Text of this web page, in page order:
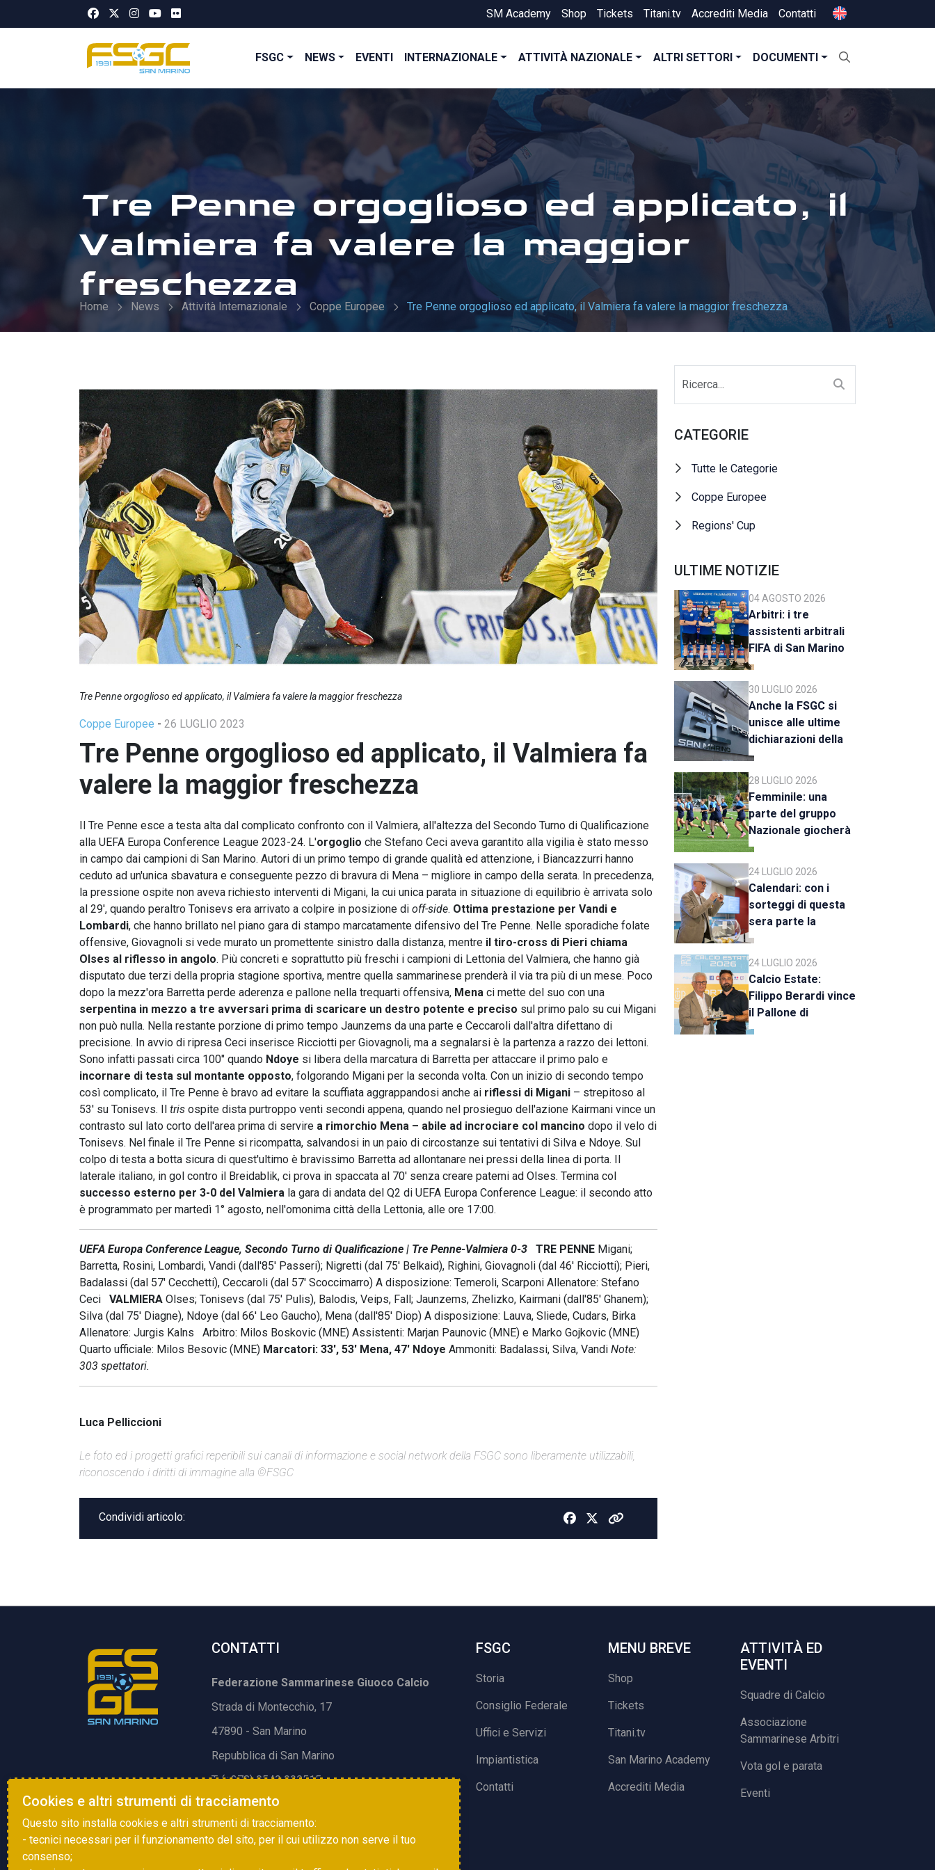
SM Academy Shop Tickets Titani.tv Accrediti Media Contatti
FSGC NEWS EVENTI INTERNAZIONALE ATTIVITÀ NAZIONALE ALTRI SETTORI DOCUMENTI
Tre Penne orgoglioso ed applicato, il
Valmiera fa valere la maggior
freschezza
Home News Attività Internazionale Coppe Europee Tre Penne orgoglioso ed applicato, il Valmiera fa valere la maggior freschezza
Tre Penne orgoglioso ed applicato, il Valmiera fa valere la maggior freschezza
Coppe Europee - 26 LUGLIO 2023
Tre Penne orgoglioso ed applicato, il Valmiera fa
valere la maggior freschezza
Il Tre Penne esce a testa alta dal complicato confronto con il Valmiera, all'altezza del Secondo Turno di Qualificazione
alla UEFA Europa Conference League 2023-24. L'orgoglio che Stefano Ceci aveva garantito alla vigilia è stato messo
in campo dai campioni di San Marino. Autori di un primo tempo di grande qualità ed attenzione, i Biancazzurri hanno
ceduto ad un'unica sbavatura e conseguente pezzo di bravura di Mena – migliore in campo della serata. In precedenza,
la pressione ospite non aveva richiesto interventi di Migani, la cui unica parata in situazione di equilibrio è arrivata solo
al 29', quando peraltro Tonisevs era arrivato a colpire in posizione di off-side. Ottima prestazione per Vandi e
Lombardi, che hanno brillato nel piano gara di stampo marcatamente difensivo del Tre Penne. Nelle sporadiche folate
offensive, Giovagnoli si vede murato un promettente sinistro dalla distanza, mentre il tiro-cross di Pieri chiama
Olses al riflesso in angolo. Più concreti e soprattutto più freschi i campioni di Lettonia del Valmiera, che hanno già
disputato due terzi della propria stagione sportiva, mentre quella sammarinese prenderà il via tra più di un mese. Poco
dopo la mezz'ora Barretta perde aderenza e pallone nella trequarti offensiva, Mena ci mette del suo con una
serpentina in mezzo a tre avversari prima di scaricare un destro potente e preciso sul primo palo su cui Migani
non può nulla. Nella restante porzione di primo tempo Jaunzems da una parte e Ceccaroli dall'altra difettano di
precisione. In avvio di ripresa Ceci inserisce Ricciotti per Giovagnoli, ma a segnalarsi è la partenza a razzo dei lettoni.
Sono infatti passati circa 100" quando Ndoye si libera della marcatura di Barretta per attaccare il primo palo e
incornare di testa sul montante opposto, folgorando Migani per la seconda volta. Con un inizio di secondo tempo
così complicato, il Tre Penne è bravo ad evitare la scuffiata aggrappandosi anche ai riflessi di Migani – strepitoso al
53' su Tonisevs. Il tris ospite dista purtroppo venti secondi appena, quando nel prosieguo dell'azione Kairmani vince un
contrasto sul lato corto dell'area prima di servire a rimorchio Mena – abile ad incrociare col mancino dopo il velo di
Tonisevs. Nel finale il Tre Penne si ricompatta, salvandosi in un paio di circostanze sui tentativi di Silva e Ndoye. Sul
colpo di testa a botta sicura di quest'ultimo è bravissimo Barretta ad allontanare nei pressi della linea di porta. Il
laterale italiano, in gol contro il Breidablik, ci prova in spaccata al 70' senza creare patemi ad Olses. Termina col
successo esterno per 3-0 del Valmiera la gara di andata del Q2 di UEFA Europa Conference League: il secondo atto
è programmato per martedì 1° agosto, nell'omonima città della Lettonia, alle ore 17:00.
UEFA Europa Conference League, Secondo Turno di Qualificazione | Tre Penne-Valmiera 0-3 TRE PENNE Migani;
Barretta, Rosini, Lombardi, Vandi (dall'85' Passeri); Nigretti (dal 75' Belkaid), Righini, Giovagnoli (dal 46' Ricciotti); Pieri,
Badalassi (dal 57' Cecchetti), Ceccaroli (dal 57' Scoccimarro) A disposizione: Temeroli, Scarponi Allenatore: Stefano
Ceci VALMIERA Olses; Tonisevs (dal 75' Pulis), Balodis, Veips, Fall; Jaunzems, Zhelizko, Kairmani (dall'85' Ghanem);
Silva (dal 75' Diagne), Ndoye (dal 66' Leo Gaucho), Mena (dall'85' Diop) A disposizione: Lauva, Sliede, Cudars, Birka
Allenatore: Jurgis Kalns Arbitro: Milos Boskovic (MNE) Assistenti: Marjan Paunovic (MNE) e Marko Gojkovic (MNE)
Quarto ufficiale: Milos Besovic (MNE) Marcatori: 33', 53' Mena, 47' Ndoye Ammoniti: Badalassi, Silva, Vandi Note:
303 spettatori.
Luca Pelliccioni
Le foto ed i progetti grafici reperibili sui canali di informazione e social network della FSGC sono liberamente utilizzabili,
riconoscendo i diritti di immagine alla ©FSGC
Condividi articolo:
CATEGORIE
Tutte le Categorie
Coppe Europee
Regions' Cup
ULTIME NOTIZIE
04 AGOSTO 2026
Arbitri: i tre
assistenti arbitrali
FIFA di San Marino
al raduno della CAN
C
30 LUGLIO 2026
Anche la FSGC si
unisce alle ultime
dichiarazioni della
UEFA
28 LUGLIO 2026
Femminile: una
parte del gruppo
Nazionale giocherà
a Rimini
24 LUGLIO 2026
Calendari: con i
sorteggi di questa
sera parte la
stagione 2026-27
24 LUGLIO 2026
Calcio Estate:
Filippo Berardi vince
il Pallone di
Cristallo, al Tre Fiori
CONTATTI
Federazione Sammarinese Giuoco Calcio
Strada di Montecchio, 17
47890 - San Marino
Repubblica di San Marino
T. (+378) 0549 990515
E.info@fsgc.sm
FSGC
Storia
Consiglio Federale
Uffici e Servizi
Impiantistica
Contatti
MENU BREVE
Shop
Tickets
Titani.tv
San Marino Academy
Accrediti Media
ATTIVITÀ ED
EVENTI
Squadre di Calcio
Associazione
Sammarinese Arbitri
Vota gol e parata
Eventi
Cookies e altri strumenti di tracciamento
Questo sito installa cookies e altri strumenti di tracciamento:
- tecnici necessari per il funzionamento del sito, per il cui utilizzo non serve il tuo
consenso;